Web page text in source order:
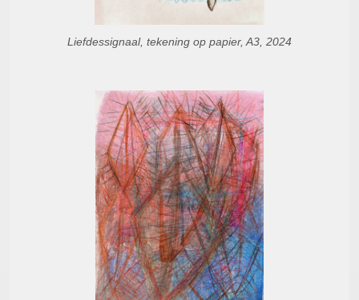
Liefdessignaal, tekening op papier, A3, 2024